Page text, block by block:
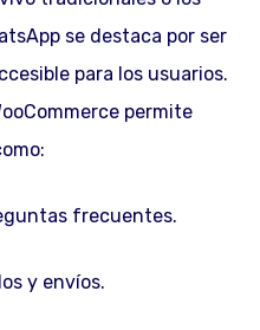
se destaca por ser
para los usuarios.
permite
frecuentes.
y envíos.